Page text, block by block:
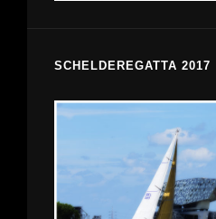
SCHELDEREGATTA 2017